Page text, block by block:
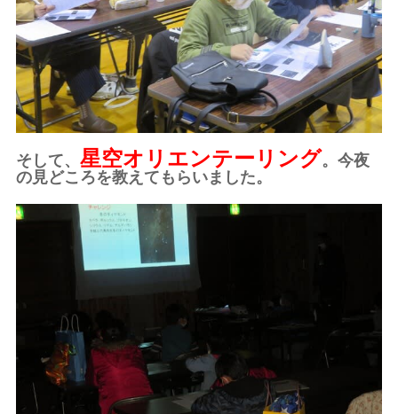
そして、星空オリエンテーリング。今夜
の見どころを教えてもらいました。